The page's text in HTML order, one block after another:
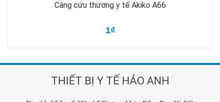
Cáng cứu thương y tế Akiko A66
1₫
THIẾT BỊ Y TẾ HẢO ANH